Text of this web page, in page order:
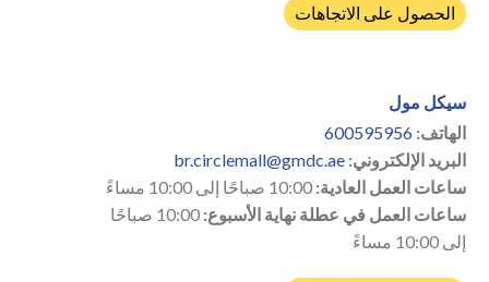
الحصول على الاتجاهات
سيكل مول
الهاتف: 600595956
البريد الإلكتروني: br.circlemall@gmdc.ae
ساعات العمل العادية:
ساعات العمل في عطلة نهاية الأسبوع:
10:00 صباحًا
إلى 10:00 مساءً